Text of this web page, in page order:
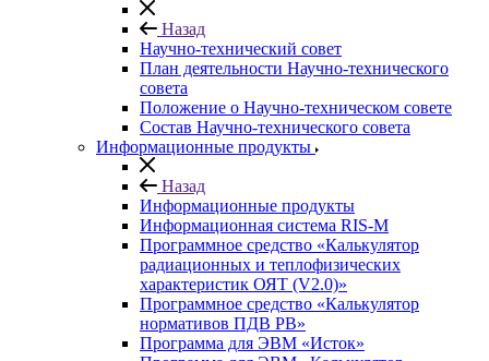
Назад
Научно-технический совет
План деятельности Научно-технического
совета
Положение о Научно-техническом совете
Состав Научно-технического совета
Информационные продукты
Назад
Информационные продукты
Информационная система RIS-M
Программное средство «Калькулятор
радиационных и теплофизических
характеристик ОЯТ (V2.0)»
Программное средство «Калькулятор
нормативов ПДВ РВ»
Программа для ЭВМ «Исток»